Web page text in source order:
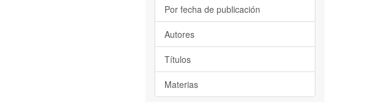
Por fecha de publicación
Autores
Títulos
Materias